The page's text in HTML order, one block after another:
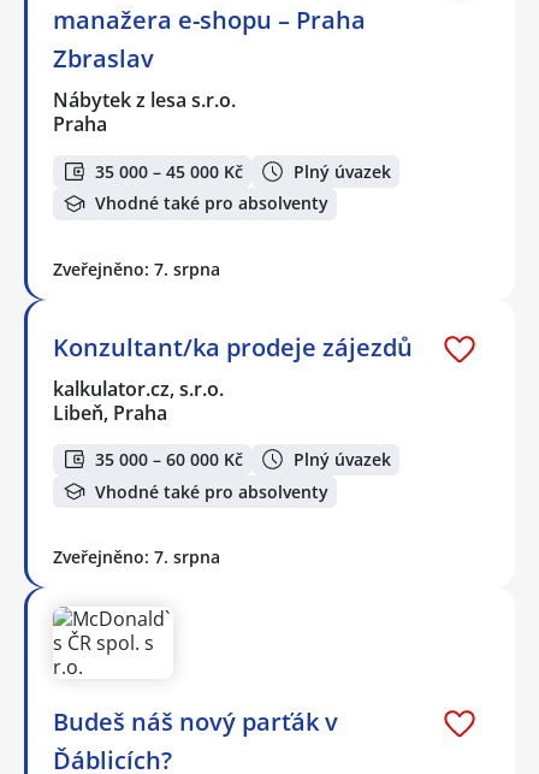
manažera e-shopu – Praha
Zbraslav
Nábytek z lesa s.r.o.
Praha
35 000 – 45 000 Kč
Plný úvazek
Vhodné také pro absolventy
Zveřejněno: 7. srpna
Konzultant/ka prodeje zájezdů
kalkulator.cz, s.r.o.
Libeň, Praha
35 000 – 60 000 Kč
Plný úvazek
Vhodné také pro absolventy
Zveřejněno: 7. srpna
Budeš náš nový parťák v
Ďáblicích?